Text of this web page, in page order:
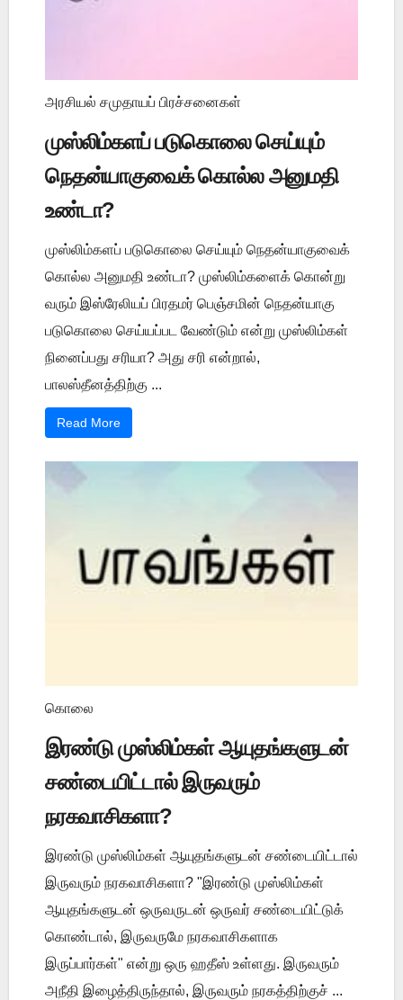
அரசியல் சமுதாயப் பிரச்சனைகள்
முஸ்லிம்களப் படுகொலை செய்யும்
நெதன்யாகுவைக் கொல்ல அனுமதி
உண்டா?
முஸ்லிம்களப் படுகொலை செய்யும் நெதன்யாகுவைக்
கொல்ல அனுமதி உண்டா? முஸ்லிம்களைக் கொன்று
வரும் இஸ்ரேலியப் பிரதமர் பெஞ்சமின் நெதன்யாகு
படுகொலை செய்யப்பட வேண்டும் என்று முஸ்லிம்கள்
நினைப்பது சரியா? அது சரி என்றால்,
பாலஸ்தீனத்திற்கு ...
Read More
கொலை
இரண்டு முஸ்லிம்கள் ஆயுதங்களுடன்
சண்டையிட்டால் இருவரும்
நரகவாசிகளா?
இரண்டு முஸ்லிம்கள் ஆயுதங்களுடன் சண்டையிட்டால்
இருவரும் நரகவாசிகளா? "இரண்டு முஸ்லிம்கள்
ஆயுதங்களுடன் ஒருவருடன் ஒருவர் சண்டையிட்டுக்
கொண்டால், இருவருமே நரகவாசிகளாக
இருப்பார்கள்" என்று ஒரு ஹதீஸ் உள்ளது. இருவரும்
அநீதி இழைத்திருந்தால், இருவரும் நரகத்திற்குச் ...